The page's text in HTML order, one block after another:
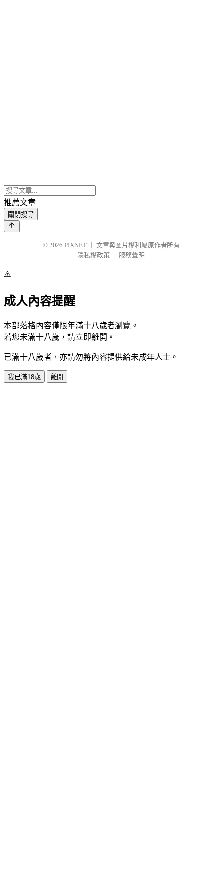
推薦文章
關閉搜尋
© 2026 PIXNET
文章與圖片權利屬原作者所有
隱私權政策
服務聲明
⚠️
成人內容提醒
本部落格內容僅限年滿十八歲者瀏覽。
若您未滿十八歲，請立即離開。
已滿十八歲者，亦請勿將內容提供給未成年人士。
我已滿18歲 離開